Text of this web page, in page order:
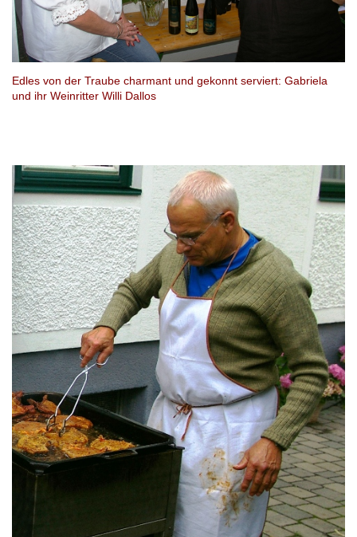
Edles von der Traube charmant und gekonnt serviert: Gabriela
und ihr Weinritter Willi Dallos